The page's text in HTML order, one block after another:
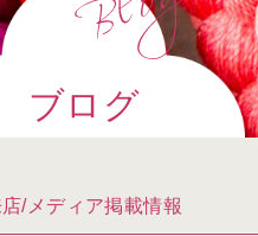
ブログ
/メディア掲載情報